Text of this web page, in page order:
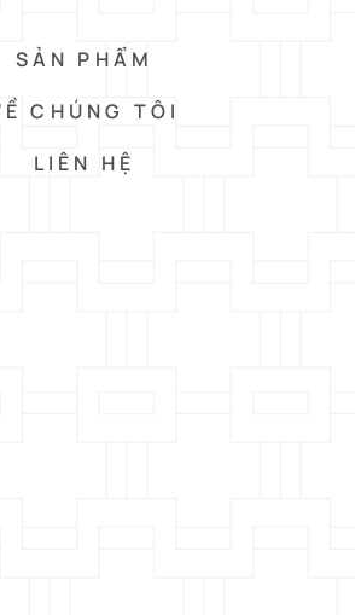
SẢN PHẨM
CHÚNG TÔI
LIÊN HỆ